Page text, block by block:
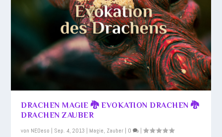
DRACHEN MAGIE 🐉 EVOKATION DRACHEN 🐉
DRACHEN ZAUBER
von NEOeso | Sep. 4, 2013 | Magie, Zauber | 0 |